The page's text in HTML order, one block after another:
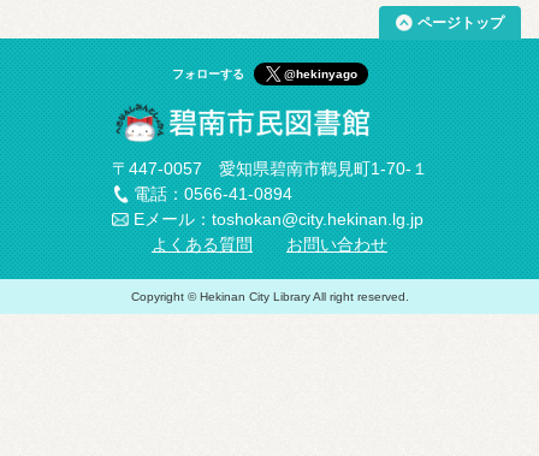
ページトップ
フォローする @hekinyago
〒447-0057 愛知県碧南市鶴見町1-70-１
電話：0566-41-0894
Eメール：toshokan@city.hekinan.lg.jp
よくある質問
お問い合わせ
Copyright © Hekinan City Library All right reserved.